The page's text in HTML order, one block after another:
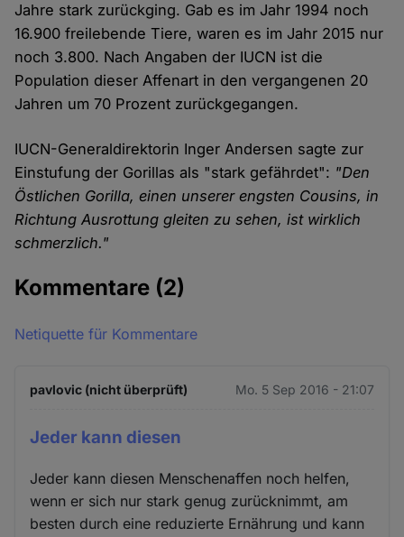
Jahre stark zurückging. Gab es im Jahr 1994 noch
16.900 freilebende Tiere, waren es im Jahr 2015 nur
noch 3.800. Nach Angaben der IUCN ist die
Population dieser Affenart in den vergangenen 20
Jahren um 70 Prozent zurückgegangen.
IUCN-Generaldirektorin Inger Andersen sagte zur
Einstufung der Gorillas als "stark gefährdet": "Den
Östlichen Gorilla, einen unserer engsten Cousins, in
Richtung Ausrottung gleiten zu sehen, ist wirklich
schmerzlich."
Kommentare (2)
Netiquette für Kommentare
pavlovic (nicht überprüft) Mo. 5 Sep 2016 - 21:07
Jeder kann diesen
Jeder kann diesen Menschenaffen noch helfen,
wenn er sich nur stark genug zurücknimmt, am
besten durch eine reduzierte Ernährung und kann